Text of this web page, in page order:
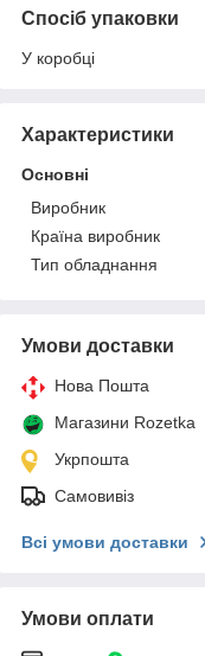
Спосіб упаковки
У коробці
Характеристики
Основні
Виробник
Країна виробник
Тип обладнання
Умови доставки
Нова Пошта
Магазини Rozetka
Укрпошта
Самовивіз
Всі умови доставки
Умови оплати